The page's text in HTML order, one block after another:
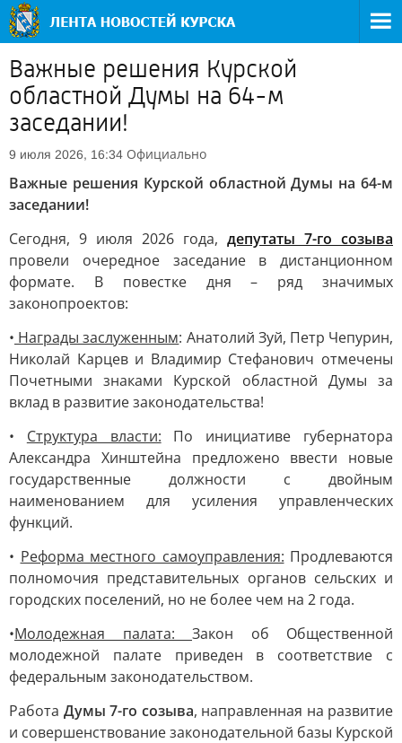
Важные решения Курской
областной Думы на 64-м
заседании!
9 июля 2026, 16:34 Официально
Важные решения Курской областной Думы на 64-м
заседании!
Сегодня, 9 июля 2026 года, депутаты 7-го созыва
провели очередное заседание в дистанционном
формате. В повестке дня – ряд значимых
законопроектов:
• Награды заслуженным: Анатолий Зуй, Петр Чепурин,
Николай Карцев и Владимир Стефанович отмечены
Почетными знаками Курской областной Думы за
вклад в развитие законодательства!
• Структура власти: По инициативе губернатора
Александра Хинштейна предложено ввести новые
государственные должности с двойным
наименованием для усиления управленческих
функций.
• Реформа местного самоуправления: Продлеваются
полномочия представительных органов сельских и
городских поселений, но не более чем на 2 года.
•Молодежная палата: Закон об Общественной
молодежной палате приведен в соответствие с
федеральным законодательством.
Работа Думы 7-го созыва, направленная на развитие
и совершенствование законодательной базы Курской